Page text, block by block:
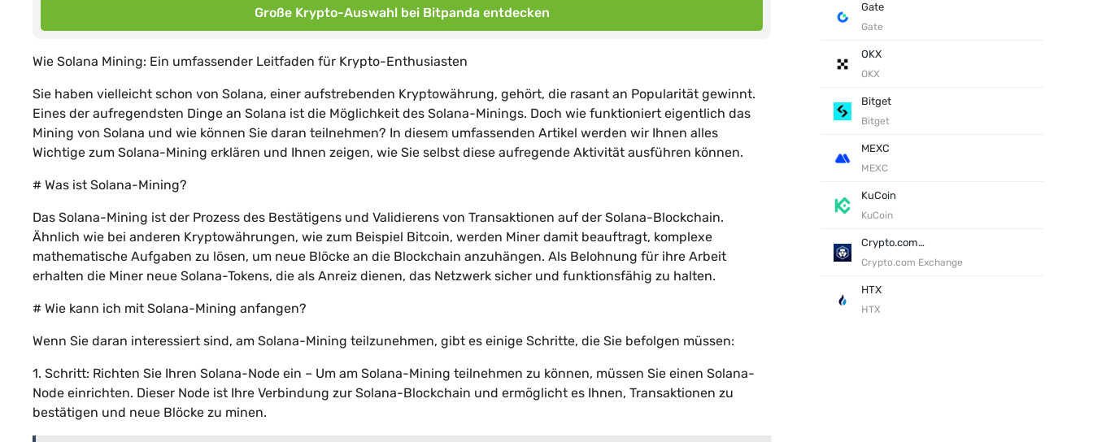
Große Krypto-Auswahl bei Bitpanda entdecken
Wie Solana Mining: Ein umfassender Leitfaden für Krypto-Enthusiasten
Sie haben vielleicht schon von Solana, einer aufstrebenden Kryptowährung, gehört, die rasant an Popularität gewinnt.
Eines der aufregendsten Dinge an Solana ist die Möglichkeit des Solana-Minings. Doch wie funktioniert eigentlich das
Mining von Solana und wie können Sie daran teilnehmen? In diesem umfassenden Artikel werden wir Ihnen alles
Wichtige zum Solana-Mining erklären und Ihnen zeigen, wie Sie selbst diese aufregende Aktivität ausführen können.
# Was ist Solana-Mining?
Das Solana-Mining ist der Prozess des Bestätigens und Validierens von Transaktionen auf der Solana-Blockchain.
Ähnlich wie bei anderen Kryptowährungen, wie zum Beispiel Bitcoin, werden Miner damit beauftragt, komplexe
mathematische Aufgaben zu lösen, um neue Blöcke an die Blockchain anzuhängen. Als Belohnung für ihre Arbeit
erhalten die Miner neue Solana-Tokens, die als Anreiz dienen, das Netzwerk sicher und funktionsfähig zu halten.
# Wie kann ich mit Solana-Mining anfangen?
Wenn Sie daran interessiert sind, am Solana-Mining teilzunehmen, gibt es einige Schritte, die Sie befolgen müssen:
1. Schritt: Richten Sie Ihren Solana-Node ein – Um am Solana-Mining teilnehmen zu können, müssen Sie einen Solana-
Node einrichten. Dieser Node ist Ihre Verbindung zur Solana-Blockchain und ermöglicht es Ihnen, Transaktionen zu
bestätigen und neue Blöcke zu minen.
Gate
Gate
OKX
OKX
Bitget
Bitget
MEXC
MEXC
KuCoin
KuCoin
Crypto.com Exchange
Crypto.com Exchange
HTX
HTX